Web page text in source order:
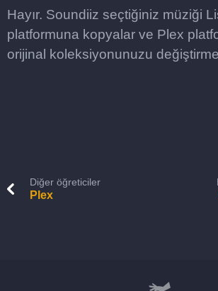
Hayır. Soundiiz seçtiğiniz müziği
platformuna kopyalar ve Plex
orijinal koleksiyonunuzu
Diğer öğreticiler
Plex